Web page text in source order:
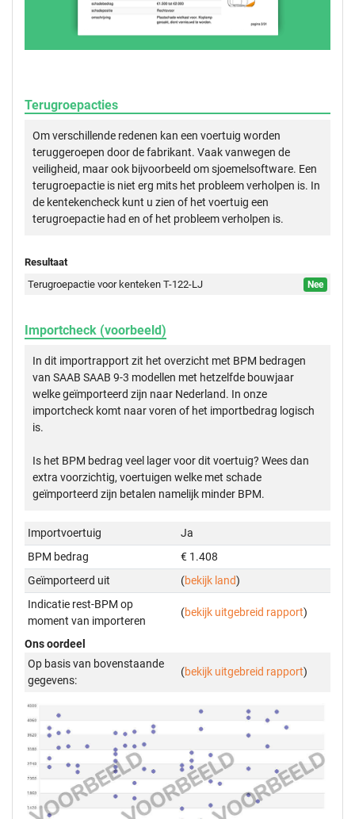
Terugroepacties
Om verschillende redenen kan een voertuig worden
teruggeroepen door de fabrikant. Vaak vanwegen de
veiligheid, maar ook bijvoorbeeld om sjoemelsoftware. Een
terugroepactie is niet erg mits het probleem verholpen is. In
de kentekencheck kunt u zien of het voertuig een
terugroepactie had en of het probleem verholpen is.
Resultaat
Terugroepactie voor kenteken T-122-LJ
Nee
Importcheck (voorbeeld)
In dit importrapport zit het overzicht met BPM bedragen
van SAAB SAAB 9-3 modellen met hetzelfde bouwjaar
welke geïmporteerd zijn naar Nederland. In onze
importcheck komt naar voren of het importbedrag logisch
is.
Is het BPM bedrag veel lager voor dit voertuig? Wees dan
extra voorzichtig, voertuigen welke met schade
geïmporteerd zijn betalen namelijk minder BPM.
Importvoertuig
Ja
BPM bedrag
€ 1.408
Geïmporteerd uit
(bekijk land)
Indicatie rest-BPM op
moment van importeren
(bekijk uitgebreid rapport)
Ons oordeel
Op basis van bovenstaande
gegevens:
(bekijk uitgebreid rapport)